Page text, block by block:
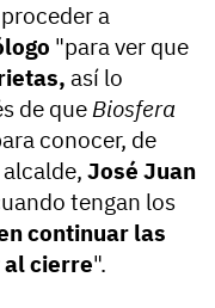
a
"para ver que
así lo
de queBiosfera
conocer, de
alcalde, José Juan
tengan los
continuar las
al cierre".